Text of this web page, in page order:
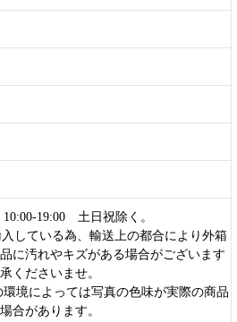
19:00 土日祝除く。
している為、輸送上の都合により外箱
に汚れやキズがある場合がございます
くださいませ。
境によっては写真の色味が実際の商品
合があります。